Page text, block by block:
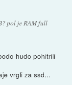
pol je RAM full
hudo pohitrili
vrgli za ssd...